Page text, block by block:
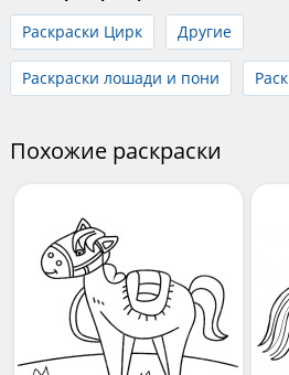
Раскраски Цирк
Другие
Раскраски лошади и пони
Похожие раскраски